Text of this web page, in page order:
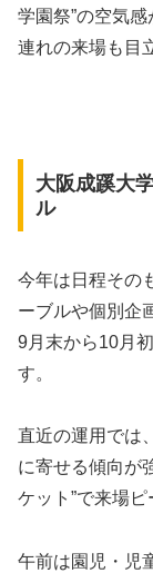
学園祭”の空気
連れの来場も目
大阪成蹊大
ル
今年は日程その
ーブルや個別企
9月末から10月
す。
直近の運用では
に寄せる傾向が
ケット”で来場ピ
午前は園児・児